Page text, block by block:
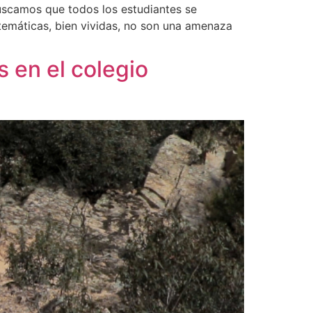
que todos los estudiantes se
bien vividas, no son una amenaza
en el colegio